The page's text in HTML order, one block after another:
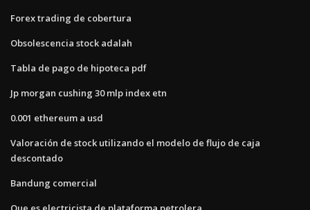
Forex trading de cobertura
Obsolescencia stock adalah
Tabla de pago de hipoteca pdf
Jp morgan cushing 30 mlp index etn
0.001 ethereum a usd
Valoración de stock utilizando el modelo de flujo de caja
descontado
Bandung comercial